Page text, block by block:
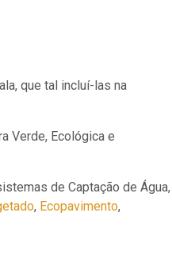
que tal incluí-las na
Verde, Ecológica e
de Captação de Água,
, Ecopavimento,